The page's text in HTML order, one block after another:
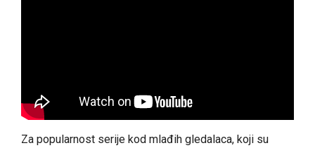
Za popularnost serije kod mlađih gledalaca, koji su